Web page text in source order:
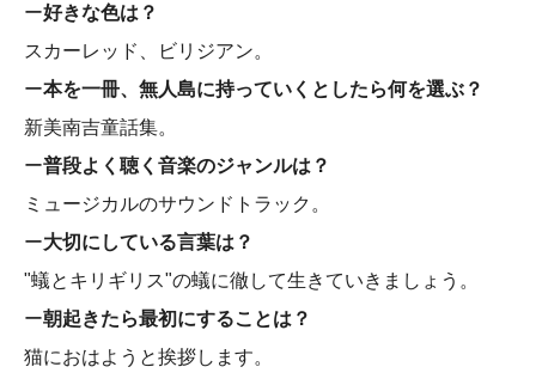
ー好きな色は？
スカーレッド、ビリジアン。
ー本を一冊、無人島に持っていくとしたら何を選ぶ？
新美南吉童話集。
ー普段よく聴く音楽のジャンルは？
ミュージカルのサウンドトラック。
ー大切にしている言葉は？
"蟻とキリギリス"の蟻に徹して生きていきましょう。
ー朝起きたら最初にすることは？
猫におはようと挨拶します。